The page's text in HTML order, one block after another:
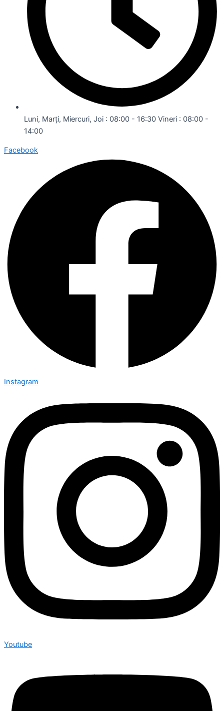
Luni, Marți, Miercuri, Joi : 08:00 - 16:30 Vineri : 08:00 -
14:00
Facebook
Instagram
Youtube